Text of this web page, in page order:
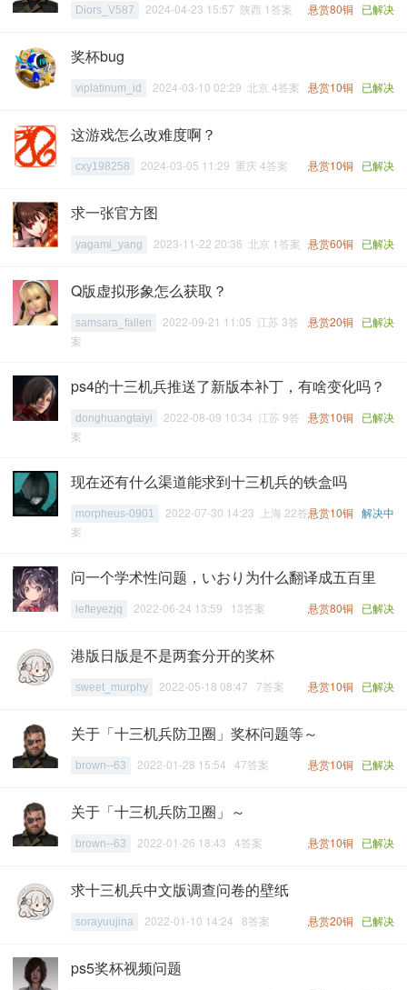
悬赏80铜 已解决
Diors_V587 2024-04-23 15:57 陕西 1答案
奖杯bug
悬赏10铜 已解决
viplatinum_id 2024-03-10 02:29 北京 4答案
这游戏怎么改难度啊？
悬赏10铜 已解决
cxy198258 2024-03-05 11:29 重庆 4答案
求一张官方图
悬赏60铜 已解决
yagami_yang 2023-11-22 20:36 北京 1答案
Q版虚拟形象怎么获取？
悬赏20铜 已解决
samsara_fallen
2022-09-21 11:05 江苏 3答
案
ps4的十三机兵推送了新版本补丁，有啥变化吗？
悬赏10铜 已解决
donghuangtaiyi
2022-08-09 10:34 江苏 9答
案
现在还有什么渠道能求到十三机兵的铁盒吗
悬赏10铜 解决中
morpheus-0901
2022-07-30 14:23 上海 22答
案
问一个学术性问题，いおり为什么翻译成五百里
悬赏80铜 已解决
lefteyezjq 2022-06-24 13:59 13答案
港版日版是不是两套分开的奖杯
悬赏10铜 已解决
sweet_murphy 2022-05-18 08:47 7答案
关于「十三机兵防卫圈」奖杯问题等～
悬赏10铜 已解决
brown--63 2022-01-28 15:54 47答案
关于「十三机兵防卫圈」～
悬赏10铜 已解决
brown--63 2022-01-26 18:43 4答案
求十三机兵中文版调查问卷的壁纸
悬赏20铜 已解决
sorayuujina 2022-01-10 14:24 8答案
ps5奖杯视频问题